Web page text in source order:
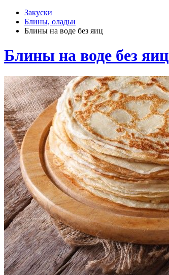
Закуски
Блины, оладьи
Блины на воде без яиц
Блины на воде без яиц